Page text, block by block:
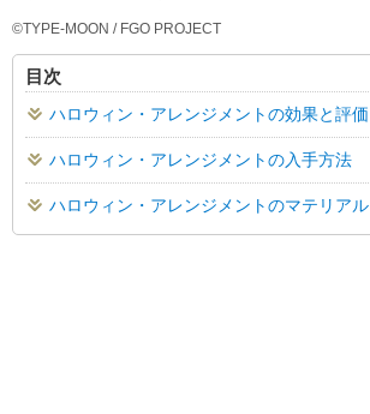
©TYPE-MOON / FGO PROJECT
目次
ハロウィン・アレンジメントの効果と評価
ハロウィン・アレンジメントの入手方法
ハロウィン・アレンジメントのマテリアル